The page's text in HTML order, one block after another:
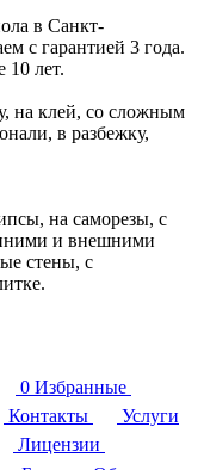
в Санкт-
с гарантией 3 года.
10 лет.
на клей, со сложным
в разбежку,
на саморезы, с
и внешними
стены, с
0 Избранные
Контакты
Услуги
Лицензии